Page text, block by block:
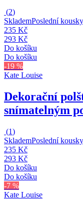
(2)
SklademPoslední kousky
235 Kč
293 Kč
Do košíku
Do košíku
-19 %
Kate Louise
Dekorační
snímatelným
(1)
SklademPoslední kousky
235 Kč
293 Kč
Do košíku
Do košíku
-7 %
Kate Louise